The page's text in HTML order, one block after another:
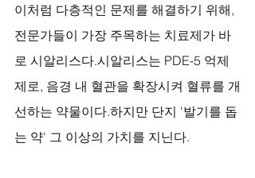
이처럼 다층적인 문제를 해결하기 위해,
전문가들이 가장 주목하는 치료제가 바
로 시알리스다.시알리스는 PDE-5 억제
제로, 음경 내 혈관을 확장시켜 혈류를 개
선하는 약물이다.하지만 단지 '발기를 돕
는 약' 그 이상의 가치를 지닌다.